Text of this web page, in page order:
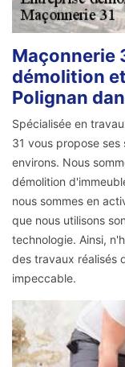
Maçonnerie
démolition
Polignan
Spécialisée en
31 vous propose ses
environs. Nous
démolition
nous sommes en
que nous utilisons
technologie. Ainsi,
des travaux réalisés
impeccable.